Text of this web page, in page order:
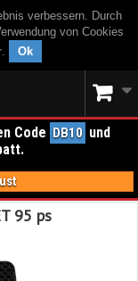
verbessern. Durch
von Cookies
. Ok
Code DB10 und
95 ps